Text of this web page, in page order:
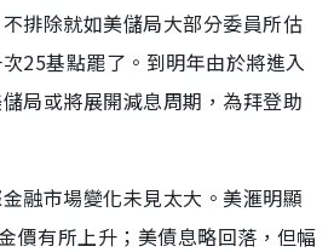
排除就如美儲局大部分委員所估
25基點罷了。到明年由於將進入
局或將展開減息周期，為拜登助
融市場變化未見太大。美滙明顯
價有所上升；美債息略回落，但幅